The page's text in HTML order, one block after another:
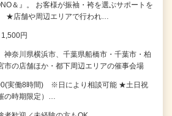
＆』。 お客様が振袖・袴を選ぶサポートを
★店舗や周辺エリアで行われ…
円
神奈川県横浜市、千葉県船橋市・千葉市・柏
市の店舗ほか・都下周辺エリアの催事会場
実働8時間) ※日により相談可能 ★土日祝
の時期限定）…